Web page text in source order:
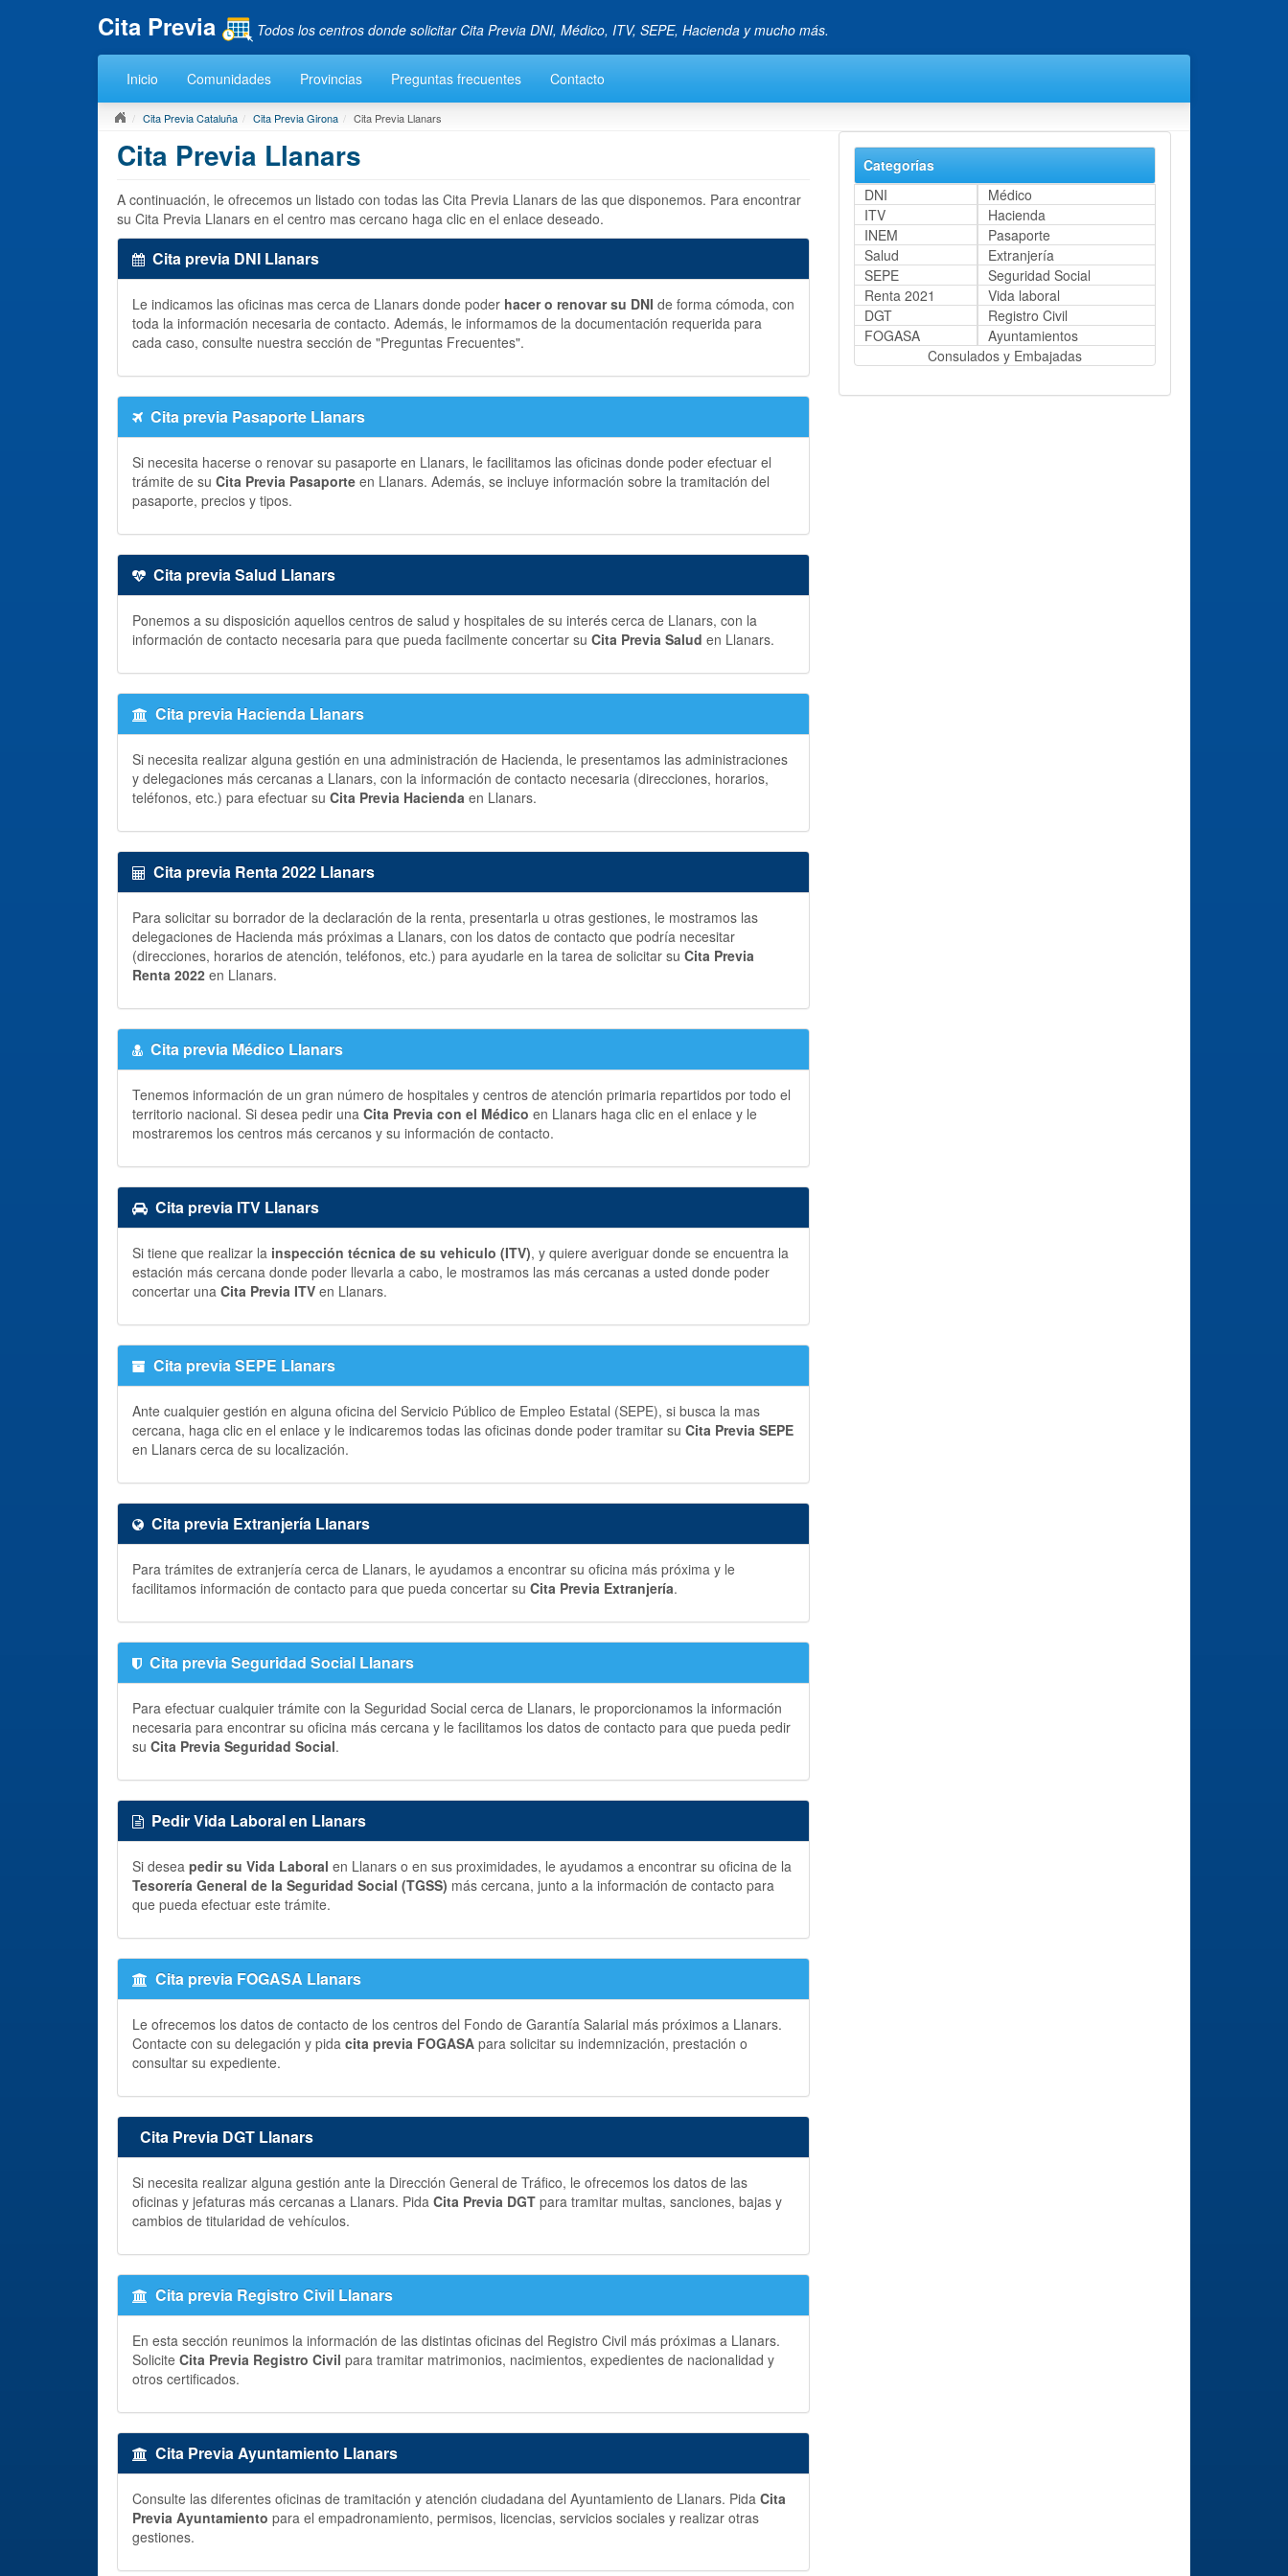
Cita Previa Todos los centros donde solicitar Cita Previa DNI, Médico, ITV, SEPE, Hacienda y mucho más.
Inicio Comunidades Provincias Preguntas frecuentes Contacto
Cita Previa Cataluña Cita Previa Girona Cita Previa Llanars
Cita Previa Llanars
A continuación, le ofrecemos un listado con todas las Cita Previa Llanars de las que disponemos. Para encontrar
su Cita Previa Llanars en el centro mas cercano haga clic en el enlace deseado.
Cita previa DNI Llanars
Le indicamos las oficinas mas cerca de Llanars donde poder hacer o renovar su DNI de forma cómoda, con
toda la información necesaria de contacto. Además, le informamos de la documentación requerida para
cada caso, consulte nuestra sección de "Preguntas Frecuentes".
Cita previa Pasaporte Llanars
Si necesita hacerse o renovar su pasaporte en Llanars, le facilitamos las oficinas donde poder efectuar el
trámite de su Cita Previa Pasaporte en Llanars. Además, se incluye información sobre la tramitación del
pasaporte, precios y tipos.
Cita previa Salud Llanars
Ponemos a su disposición aquellos centros de salud y hospitales de su interés cerca de Llanars, con la
información de contacto necesaria para que pueda facilmente concertar su Cita Previa Salud en Llanars.
Cita previa Hacienda Llanars
Si necesita realizar alguna gestión en una administración de Hacienda, le presentamos las administraciones
y delegaciones más cercanas a Llanars, con la información de contacto necesaria (direcciones, horarios,
teléfonos, etc.) para efectuar su Cita Previa Hacienda en Llanars.
Cita previa Renta 2022 Llanars
Para solicitar su borrador de la declaración de la renta, presentarla u otras gestiones, le mostramos las
delegaciones de Hacienda más próximas a Llanars, con los datos de contacto que podría necesitar
(direcciones, horarios de atención, teléfonos, etc.) para ayudarle en la tarea de solicitar su Cita Previa
Renta 2022 en Llanars.
Cita previa Médico Llanars
Tenemos información de un gran número de hospitales y centros de atención primaria repartidos por todo el
territorio nacional. Si desea pedir una Cita Previa con el Médico en Llanars haga clic en el enlace y le
mostraremos los centros más cercanos y su información de contacto.
Cita previa ITV Llanars
Si tiene que realizar la inspección técnica de su vehiculo (ITV), y quiere averiguar donde se encuentra la
estación más cercana donde poder llevarla a cabo, le mostramos las más cercanas a usted donde poder
concertar una Cita Previa ITV en Llanars.
Cita previa SEPE Llanars
Ante cualquier gestión en alguna oficina del Servicio Público de Empleo Estatal (SEPE), si busca la mas
cercana, haga clic en el enlace y le indicaremos todas las oficinas donde poder tramitar su Cita Previa SEPE
en Llanars cerca de su localización.
Cita previa Extranjería Llanars
Para trámites de extranjería cerca de Llanars, le ayudamos a encontrar su oficina más próxima y le
facilitamos información de contacto para que pueda concertar su Cita Previa Extranjería.
Cita previa Seguridad Social Llanars
Para efectuar cualquier trámite con la Seguridad Social cerca de Llanars, le proporcionamos la información
necesaria para encontrar su oficina más cercana y le facilitamos los datos de contacto para que pueda pedir
su Cita Previa Seguridad Social.
Pedir Vida Laboral en Llanars
Si desea pedir su Vida Laboral en Llanars o en sus proximidades, le ayudamos a encontrar su oficina de la
Tesorería General de la Seguridad Social (TGSS) más cercana, junto a la información de contacto para
que pueda efectuar este trámite.
Cita previa FOGASA Llanars
Le ofrecemos los datos de contacto de los centros del Fondo de Garantía Salarial más próximos a Llanars.
Contacte con su delegación y pida cita previa FOGASA para solicitar su indemnización, prestación o
consultar su expediente.
Cita Previa DGT Llanars
Si necesita realizar alguna gestión ante la Dirección General de Tráfico, le ofrecemos los datos de las
oficinas y jefaturas más cercanas a Llanars. Pida Cita Previa DGT para tramitar multas, sanciones, bajas y
cambios de titularidad de vehículos.
Cita previa Registro Civil Llanars
En esta sección reunimos la información de las distintas oficinas del Registro Civil más próximas a Llanars.
Solicite Cita Previa Registro Civil para tramitar matrimonios, nacimientos, expedientes de nacionalidad y
otros certificados.
Cita Previa Ayuntamiento Llanars
Consulte las diferentes oficinas de tramitación y atención ciudadana del Ayuntamiento de Llanars. Pida Cita
Previa Ayuntamiento para el empadronamiento, permisos, licencias, servicios sociales y realizar otras
gestiones.
Categorías
DNI
Médico
ITV
Hacienda
INEM
Pasaporte
Salud
Extranjería
SEPE
Seguridad Social
Renta 2021
Vida laboral
DGT
Registro Civil
FOGASA
Ayuntamientos
Consulados y Embajadas